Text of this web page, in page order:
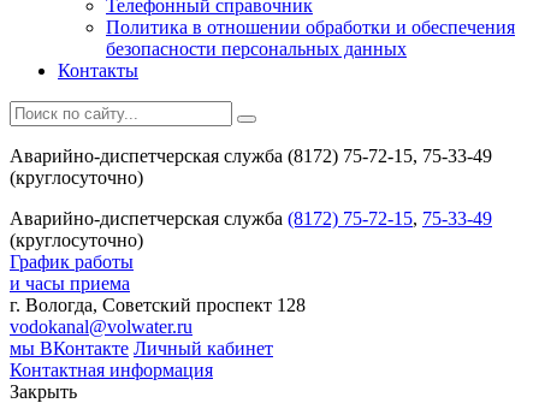
Телефонный справочник
Политика в отношении обработки и обеспечения
безопасности персональных данных
Контакты
Аварийно-диспетчерская служба (8172) 75-72-15, 75-33-49
(круглосуточно)
Аварийно-диспетчерская служба (8172) 75-72-15, 75-33-49
(круглосуточно)
График работы
и часы приема
г. Вологда, Советский проспект 128
vodokanal@volwater.ru
мы ВКонтакте Личный кабинет
Контактная информация
Закрыть